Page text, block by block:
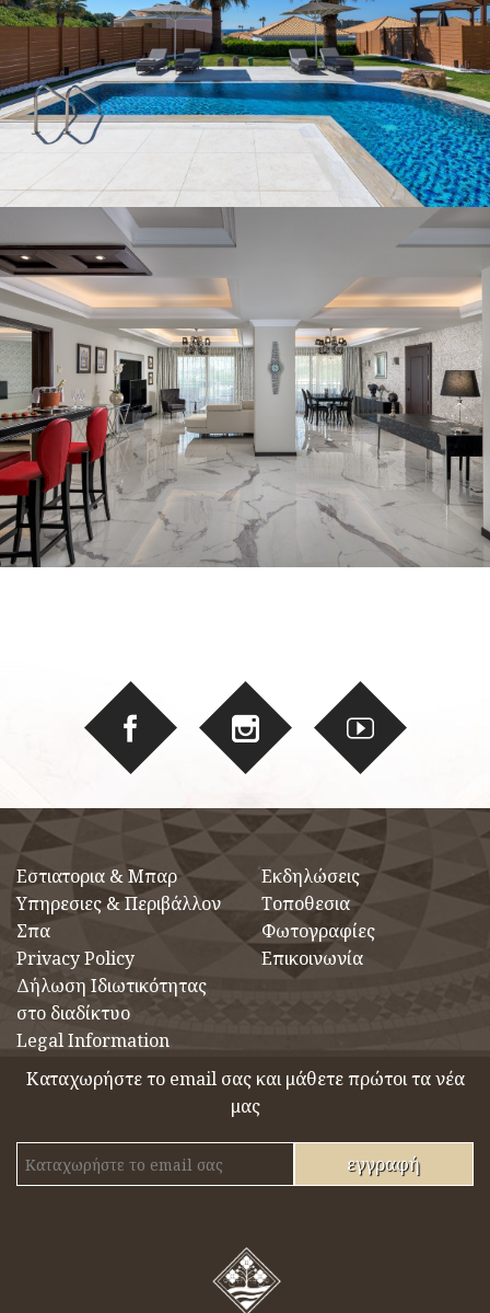
Eστιατορια & Μπαρ
Υπηρεσιες & Περιβάλλον
Σπα
Privacy Policy
Δήλωση Ιδιωτικότητας
στο διαδίκτυο
Legal Information
Εκδηλώσεις
Τοποθεσια
Φωτογραφίες
Επικοινωνία
Καταχωρήστε το email σας και μάθετε πρώτοι τα νέα
μας
εγγραφή